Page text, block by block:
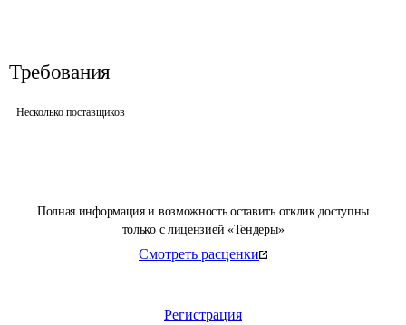
Полная информация и возможность оставить отклик доступны
только с лицензией «Тендеры»
Смотреть расценки
Регистрация
Требования
Несколько поставщиков